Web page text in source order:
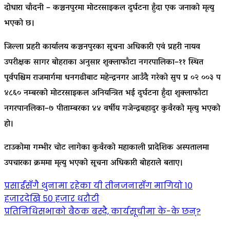
दोधारा चाँदनी – कञ्चनपुरमा मोटरसाइकल दुर्घटना हुँदा एक जनाको मृत्यु
भएको छ।
जिल्ला प्रहरी कार्यालय कञ्चनपुरका सूचना अधिकारी एवं प्रहरी नायव
उपरीक्षक सागर बोहराका अनुसार शुक्लाफाँटा नगरपालिका–११ स्थित
पूर्वपश्चिम राजमार्गमा धनगढीबाट महेन्द्रनगर आउँदै गरेको सुप प्र ०२ ००३ प
४८६० नम्बरको मोटरसाइकल अनियन्त्रित भई दुर्घटना हुँदा शुक्लाफाँटा
नगरपानलिका–७ पीताम्बरका ४४ वर्षीय गजेन्द्रबहादुर कुवँरको मृत्यु भएको
हो।
टाउकोमा गम्भीर चोट लागेका कुवँरको महाकाली प्रादेशिक अस्पतालमा
उपचारका क्रममा मृत्यु भएको सूचना अधिकारी बोहराले बताए।
Post
navigation
प्रसाईंसँगै थुनामा रहेका यी तीनजनासँग मागियो १०
हजारदेखि ५० हजार धरौटी
प्रतिनिधिसभाको बैठक बस्दै, कार्यसूचीमा के-के छन्?